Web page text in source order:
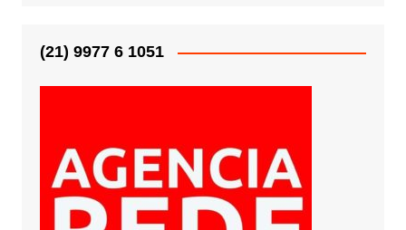
(21) 9977 6 1051